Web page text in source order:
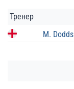
Тренер
M. Dodds